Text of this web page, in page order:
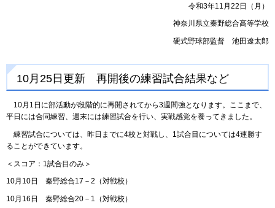
令和3年11月22日（月）
神奈川県立秦野総合高等学校
硬式野球部監督 池田遼太郎
10月25日更新 再開後の練習試合結果など
10月1日に部活動が段階的に再開されてから3週間強となります。ここまで、
平日には合同練習、週末には練習試合を行い、実戦感覚を養ってきました。
練習試合については、昨日までに4校と対戦し、1試合目については4連勝す
ることができています。
＜スコア：1試合目のみ＞
10月10日 秦野総合17－2（対戦校）
10月16日 秦野総合20－1（対戦校）